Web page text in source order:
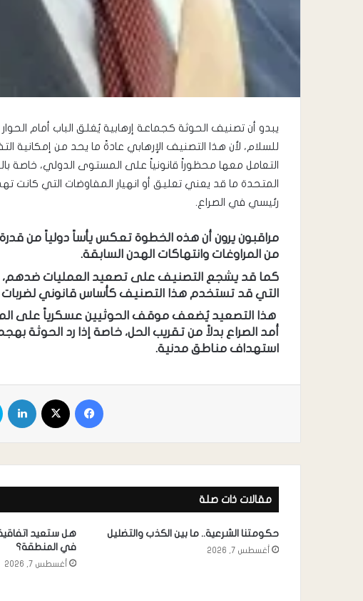
يبدو أن تصنيف الحوثة كجماعة إرهابية يُغلق الباب أمام
للسلام، لأن هذا التصنيف الإرهابي عادةً ما يحد من إمكانية
التعامل معها محظوراً قانونياً على المستوى الدولي، خاصة
المتحدة ما قد يعني تعليق أو انهيار المفاوضات التي
رئيسي في الصراع.
مراقبون يرون أن هذه الخطوة تعكس يأساً دولياً من قدرة
من المراوغات وانتهاكات الهدن السابقة.
كما قد يشجع التصنيف على تصعيد العمليات ضدهم،
التي قد تستخدم هذا التصنيف كأساس قانوني
هذا التصعيد يُضعف موقف الحوثيين عسكرياً على
أمد الصراع بدلاً من تقريب الحل، خاصة إذا رد الحوثة
استهداف مناطق مدنية.
مقالات ذات صلة
حكومتنا الشرعية.. ما بين الكذب والتضليل
أغسطس 7, 2026
هل ستعيد
في المنطقة؟
أغسطس 7, 2026